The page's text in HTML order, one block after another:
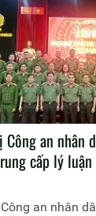
an nhân
cấp lý
an nhân